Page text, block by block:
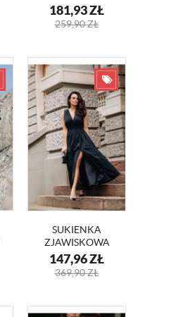
GROSZKI OLIWIA
KM346
181,93ZŁ
259,90ZŁ
SUKIENKA
ZJAWISKOWA
MAKSI Z
DEKOLTEM ELEN
II -KM321
147,96ZŁ
369,90ZŁ